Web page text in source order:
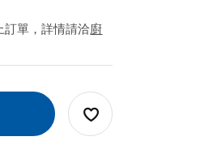
訂單，詳情請洽廚